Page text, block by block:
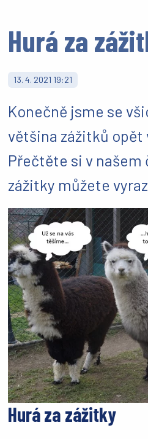
Hurá za
13. 4. 2021 19:21
Konečně jsme se
většina zážitků opět
Přečtěte si v našem
zážitky můžete
Hurá za zážitky